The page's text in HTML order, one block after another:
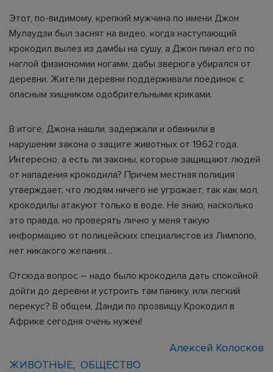
Этот, по-видимому, крепкий мужчина по имени Джон
Мулаудзи был заснят на видео, когда наступающий
крокодил вылез из дамбы на сушу, а Джон пинал его по
наглой физиономии ногами, дабы зверюга убирался от
деревни. Жители деревни поддерживали поединок с
опасным хищником одобрительными криками.
В итоге, Джона нашли, задержали и обвинили в
нарушении закона о защите животных от 1962 года.
Интересно, а есть ли законы, которые защищают людей
от нападения крокодила? Причем местная полиция
утверждает, что людям ничего не угрожает, так как мол,
крокодилы атакуют только в воде. Не знаю, насколько
это правда, но проверять лично у меня такую
информацию от полицейских специалистов из Лимпопо,
нет никакого желания…
Отсюда вопрос – надо было крокодила дать спокойной
дойти до деревни и устроить там панику, или легкий
перекус? В общем, Данди по прозвищу Крокодил в
Африке сегодня очень нужен!
Алексей Колосков
ЖИВОТНЫЕ ОБЩЕСТВО